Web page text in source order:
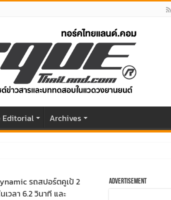
Editorial Archives
ร้อมสมรรถนะที่ดียิ่งกว่า
รถสปอร์ตคูเป้ 2
วลา 6.2 วินาที และ
Advertisement